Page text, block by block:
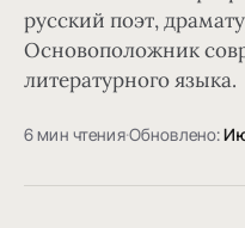
русский поэт,
Основоположник
литературного языка.
6 мин чтения·Обновлено: